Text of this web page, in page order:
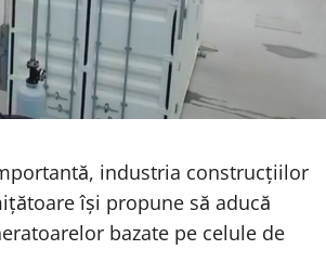
industria construcțiilor
își propune să aducă
bazate pe celule de